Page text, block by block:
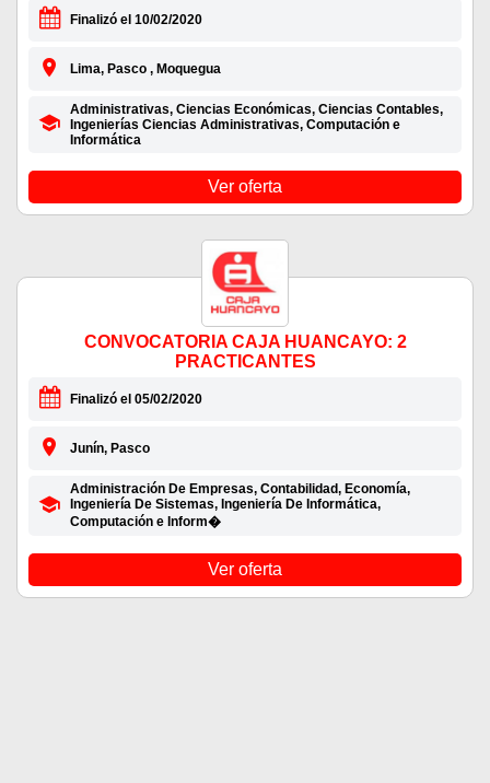
Finalizó el 10/02/2020
Lima, Pasco , Moquegua
Administrativas, Ciencias Económicas, Ciencias Contables,
Ingenierías Ciencias Administrativas, Computación e
Informática
Ver oferta
CONVOCATORIA CAJA HUANCAYO: 2
PRACTICANTES
Finalizó el 05/02/2020
Junín, Pasco
Administración De Empresas, Contabilidad, Economía,
Ingeniería De Sistemas, Ingeniería De Informática,
Computación e Inform�
Ver oferta